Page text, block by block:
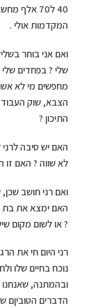
40 ל70
המקדמות אולי .
ואם אני בוחר
שלי ? בפחדים שלי
מחפשים מי לא
הצבא, שוק
התיכון ?
האם יש סיבה
לא שווה ? האם
ואם רני חושב
האם ימצא את בת
? או לשום מקום
רני היום חי את
נוכח בחיים שלו
ובהמתנה, שאנחנו
הדברים הטוביןם